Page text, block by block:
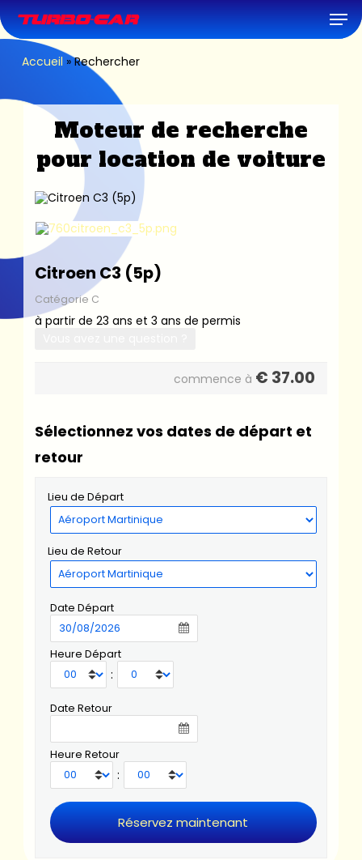
to
main
content
Accueil »Rechercher
Moteur de recherche
pour location de voiture
Citroen C3 (5p)
Catégorie C
à partir de 23 ans et 3 ans de permis
commence à € 37.00
Sélectionnez vos dates de départ et
retour
Lieu de Départ
Lieu de Retour
Date Départ
Heure Départ
:
Date Retour
Heure Retour
: